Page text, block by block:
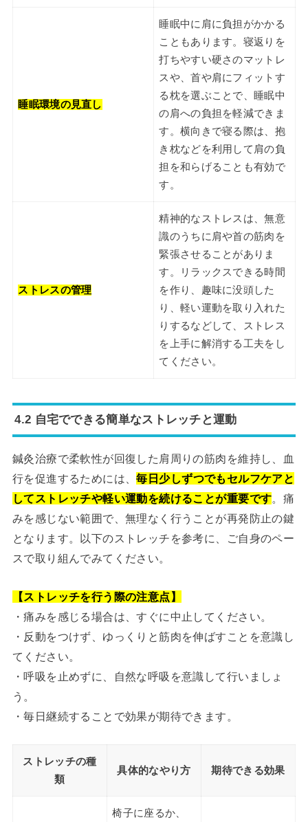
睡眠環境の見直し
睡眠中に肩に負担がかかる
こともあります。寝返りを
打ちやすい硬さのマットレ
スや、首や肩にフィットす
る枕を選ぶことで、睡眠中
の肩への負担を軽減できま
す。横向きで寝る際は、抱
き枕などを利用して肩の負
担を和らげることも有効で
す。
ストレスの管理
精神的なストレスは、無意
識のうちに肩や首の筋肉を
緊張させることがありま
す。リラックスできる時間
を作り、趣味に没頭した
り、軽い運動を取り入れた
りするなどして、ストレス
を上手に解消する工夫をし
てください。
4.2 自宅でできる簡単なストレッチと運動
鍼灸治療で柔軟性が回復した肩周りの筋肉を維持し、血
行を促進するためには、毎日少しずつでもセルフケアと
してストレッチや軽い運動を続けることが重要です。痛
みを感じない範囲で、無理なく行うことが再発防止の鍵
となります。以下のストレッチを参考に、ご自身のペー
スで取り組んでみてください。
【ストレッチを行う際の注意点】
・痛みを感じる場合は、すぐに中止してください。
・反動をつけず、ゆっくりと筋肉を伸ばすことを意識し
てください。
・呼吸を止めずに、自然な呼吸を意識して行いましょ
う。
・毎日継続することで効果が期待できます。
ストレッチの種
類
具体的なやり方 期待できる効果
椅子に座るか、